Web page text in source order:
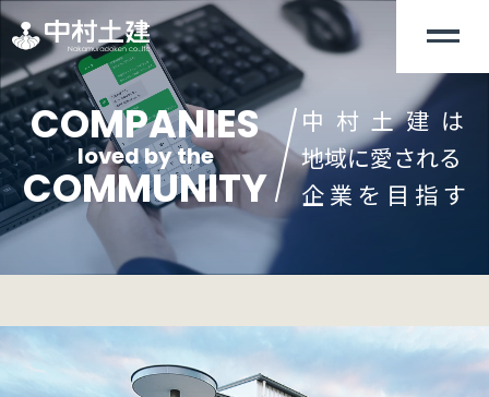
COMPANIES
loved by the
COMMUNITY
中 村 土 建 は
地域に愛される
企 業 を 目 指 す